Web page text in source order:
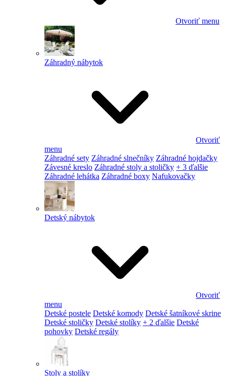
Otvoriť menu
Záhradný nábytok
Otvoriť
menu
Záhradné sety Záhradné slnečníky Záhradné hojdačky
Závesné kreslo Záhradné stoly a stoličky + 3 ďalšie
Záhradné lehátka Záhradné boxy Nafukovačky
Detský nábytok
Otvoriť
menu
Detské postele Detské komody Detské šatníkové skrine
Detské stoličky Detské stolíky + 2 ďalšie Detské
pohovky Detské regály
Stoly a stolíky